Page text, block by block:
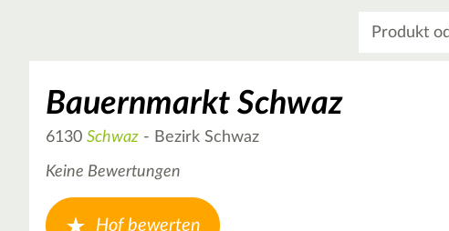
Bauernmarkt Schwaz
6130 Schwaz - Bezirk Schwaz
Keine Bewertungen
Hof bewerten